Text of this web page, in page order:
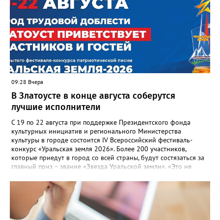
многоквартирного дома, отсутствовало взаимодействие с
ресурсоснабжающей организацией, ЕДДС и иными службами»,
— сообщила начальник Главного управления ГЖИ Ирина
Настенко. В следующий раз, рекомендовали в
Госжилинспекции, службы должны действовать слаженно. И
оперативно делиться информацией со всеми
заинтересованными – от поставщика тепла до конечных
потребителей.
09:28 Вчера
В Златоусте в конце августа соберутся
лучшие исполнители
С 19 по 22 августа при поддержке Президентского фонда
культурных инициатив и регионального Министерства
культуры в городе состоится IV Всероссийский фестиваль-
конкурс «Уральская земля 2026». Более 200 участников,
которые приедут в город со всей страны, будут состязаться за
главный приз – звание «Звезда Уральской земли». «Это не
прослушивания участников, мастер-классы от ведущих
наставников, выступления победителей прошлых лет и
приглашённых артистов», - сообщает оргкомитет. Вход на все
фестивальные мероприятия будет свободным. В 2025 году в